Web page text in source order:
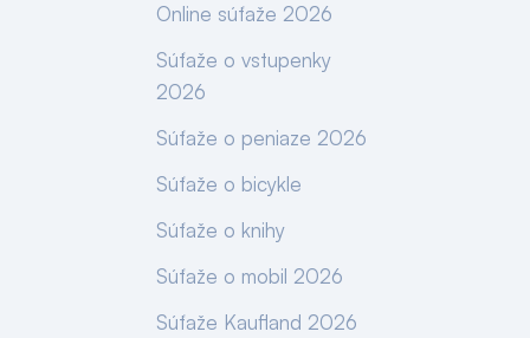
Online súťaže 2026
Súťaže o vstupenky
2026
Súťaže o peniaze 2026
Súťaže o bicykle
Súťaže o knihy
Súťaže o mobil 2026
Súťaže Kaufland 2026